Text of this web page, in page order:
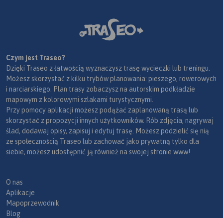
Czym jest Traseo?
Dzięki Traseo z łatwością wyznaczysz trasę wycieczki lub treningu.
Możesz skorzystać z kilku trybów planowania: pieszego, rowerowych
i narciarskiego. Plan trasy zobaczysz na autorskim podkładzie
mapowym z kolorowymi szlakami turystycznymi.
Przy pomocy aplikacji możesz podążać zaplanowaną trasą lub
skorzystać z propozycji innych użytkowników. Rób zdjęcia, nagrywaj
ślad, dodawaj opisy, zapisuj i edytuj trasę. Możesz podzielić się nią
ze społecznością Traseo lub zachować jako prywatną tylko dla
siebie, możesz udostępnić ją również na swojej stronie www!
O nas
Aplikacje
Mapoprzewodnik
Blog